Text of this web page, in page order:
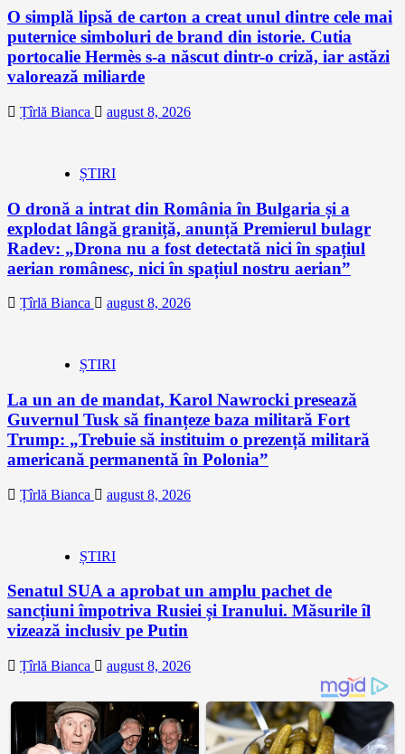
O simplă lipsă de carton a creat unul dintre cele mai
puternice simboluri de brand din istorie. Cutia
portocalie Hermès s-a născut dintr-o criză, iar astăzi
valorează miliarde
Țîrlă Bianca august 8, 2026
ȘTIRI
O dronă a intrat din România în Bulgaria și a
explodat lângă graniță, anunță Premierul bulagr
Radev: „Drona nu a fost detectată nici în spațiul
aerian românesc, nici în spațiul nostru aerian”
Țîrlă Bianca august 8, 2026
ȘTIRI
La un an de mandat, Karol Nawrocki presează
Guvernul Tusk să finanțeze baza militară Fort
Trump: „Trebuie să instituim o prezență militară
americană permanentă în Polonia”
Țîrlă Bianca august 8, 2026
ȘTIRI
Senatul SUA a aprobat un amplu pachet de
sancțiuni împotriva Rusiei și Iranului. Măsurile îl
vizează inclusiv pe Putin
Țîrlă Bianca august 8, 2026